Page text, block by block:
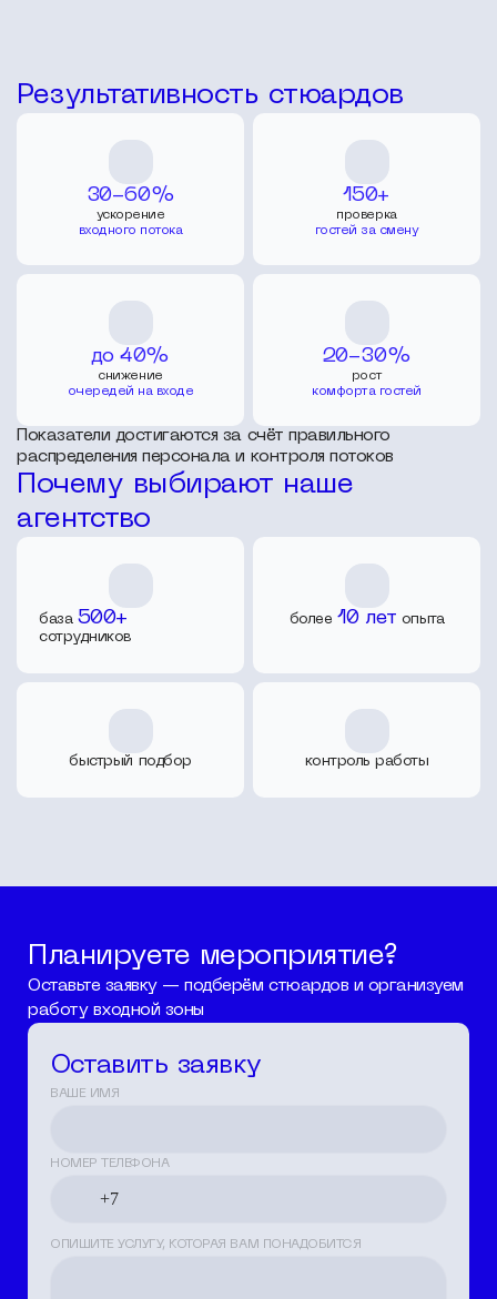
Результативность стюардов
30-60%
ускорение
входного потока
150+
проверка
гостей за смену
до 40%
снижение
очередей на входе
20-30%
рост
комфорта гостей
Показатели достигаются за счёт правильного
распределения персонала и контроля потоков
Почему выбирают наше
агентство
база 500+
сотрудников
более 10 лет опыта
быстрый подбор контроль работы
Планируете мероприятие?
Оставьте заявку — подберём стюардов и организуем
работу входной зоны
Оставить заявку
ВАШЕ ИМЯ
НОМЕР ТЕЛЕФОНА
ОПИШИТЕ УСЛУГУ, КОТОРАЯ ВАМ ПОНАДОБИТСЯ